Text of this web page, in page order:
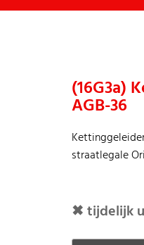
(16G3a)
AGB-36
straatlegale
✖ tijdelijk